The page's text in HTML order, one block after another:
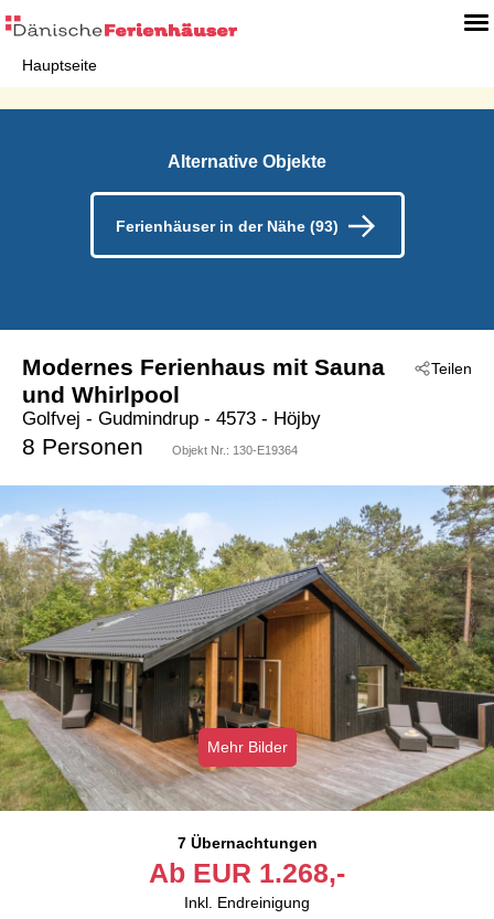
Hauptseite
Alternative Objekte
Ferienhäuser in der Nähe (93)
Teilen
Modernes Ferienhaus mit Sauna
und Whirlpool
Golfvej - Gudmindrup - 4573 - Höjby
8 Personen Objekt Nr.: 130-E19364
Mehr Bilder
7 Übernachtungen
Ab EUR 1.268,-
Inkl. Endreinigung